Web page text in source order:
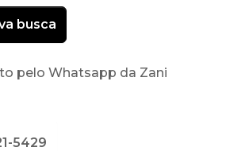
busca
pelo Whatsapp da Zani
5429